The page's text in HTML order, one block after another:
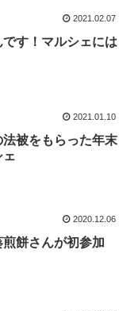
2021.02.07
す！マルシェには
2021.01.10
法被をもらった年末
ェ
2020.12.06
餅さんが初参加